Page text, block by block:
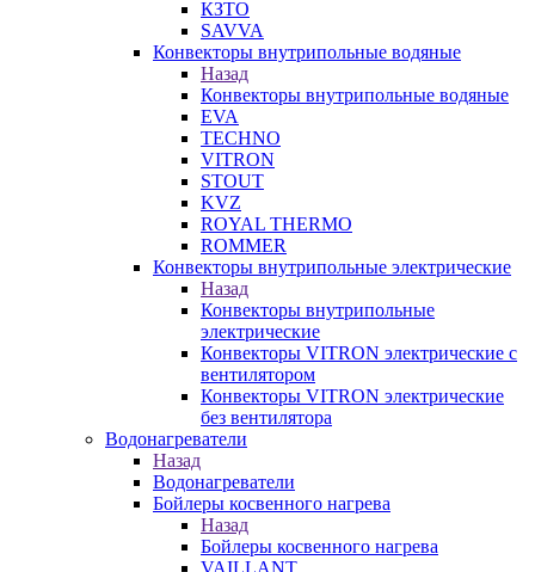
КЗТО
SAVVA
Конвекторы внутрипольные водяные
Назад
Конвекторы внутрипольные водяные
EVA
TECHNO
VITRON
STOUT
KVZ
ROYAL THERMO
ROMMER
Конвекторы внутрипольные электрические
Назад
Конвекторы внутрипольные
электрические
Конвекторы VITRON электрические с
вентилятором
Конвекторы VITRON электрические
без вентилятора
Водонагреватели
Назад
Водонагреватели
Бойлеры косвенного нагрева
Назад
Бойлеры косвенного нагрева
VAILLANT